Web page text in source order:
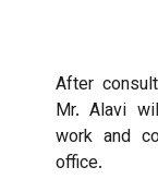
After
Mr. Alavi
work and
office.